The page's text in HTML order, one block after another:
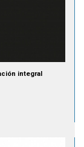
integral